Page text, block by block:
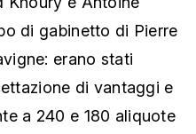
di gabinetto di Pierre
erano stati
di vantaggi e
a 240 e 180 aliquote